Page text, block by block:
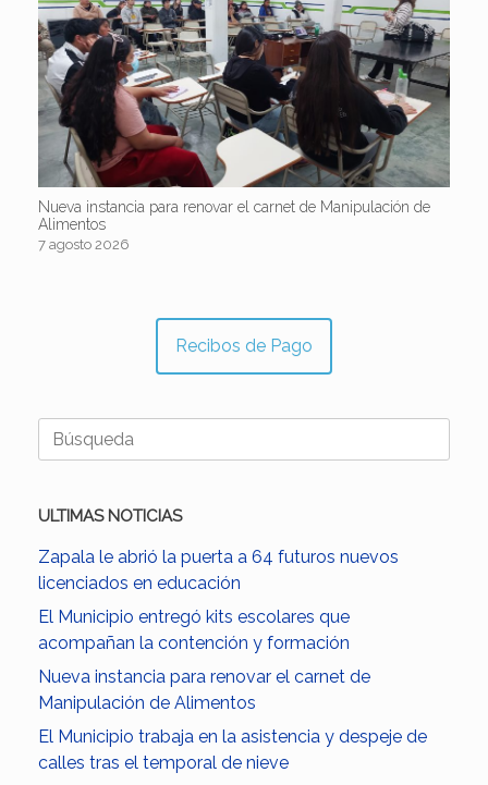
Nueva instancia para renovar el carnet de Manipulación de
Alimentos
7 agosto 2026
Recibos de Pago
Buscar:
ULTIMAS NOTICIAS
Zapala le abrió la puerta a 64 futuros nuevos
licenciados en educación
El Municipio entregó kits escolares que
acompañan la contención y formación
Nueva instancia para renovar el carnet de
Manipulación de Alimentos
El Municipio trabaja en la asistencia y despeje de
calles tras el temporal de nieve